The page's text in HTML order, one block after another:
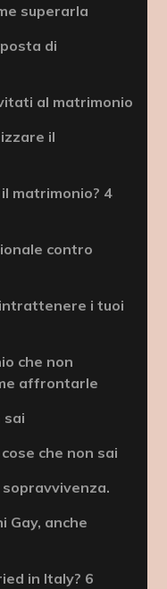
superarla
di
al matrimonio
il
matrimonio? 4
contro
i tuoi
che non
affrontarle
sai
che non sai
Gay, anche
in Italy? 6